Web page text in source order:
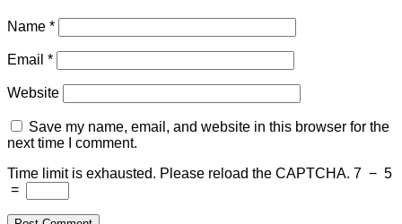
Name *
Email *
Website
Save my name, email, and website in this browser for the
next time I comment.
Time limit is exhausted. Please reload the CAPTCHA. 7 − 5
=